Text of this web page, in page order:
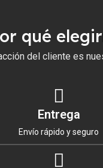
única para
Recuerda,
Españaen
qué
del cliente es
Entrega
Envío rápido y seguro